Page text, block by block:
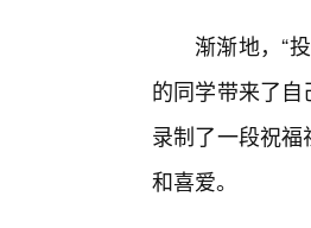
渐渐地，“
的同学带来了
录制了一段祝
和喜爱。